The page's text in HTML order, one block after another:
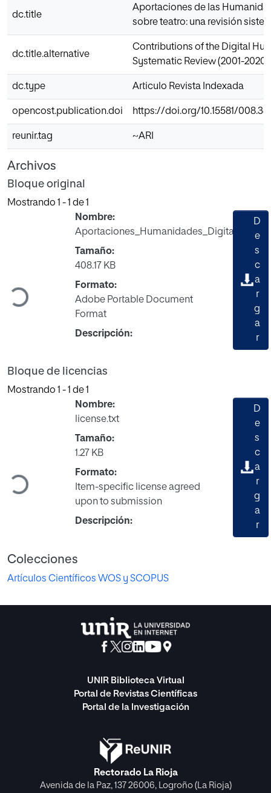
dc.title
Aportaciones de las
sobre teatro: una revisión
dc.title.alternative
Contributions of the Digital
Systematic Review (2001-2020)
dc.type Articulo Revista Indexada
opencost.publication.doi https://doi.org/10.15581/
reunir.tag ~ARI
Archivos
Bloque original
Mostrando 1 - 1 de 1
Cargando...
Nombre:
Aportaciones_Humanidades_Digitales.pdf
Tamaño:
408.17 KB
Formato:
Adobe Portable Document
Format
Descripción:
D
e
s
c
a
r
g
a
r
Bloque de licencias
Mostrando 1 - 1 de 1
Cargando...
Nombre:
license.txt
Tamaño:
1.27 KB
Formato:
Item-specific license agreed
upon to submission
Descripción:
D
e
s
c
a
r
g
a
r
Colecciones
Artículos Científicos WOS y SCOPUS
UNIR Biblioteca Virtual
Portal de Revistas Científicas
Portal de la Investigación
Rectorado La Rioja
Avenida de la Paz, 137 26006, Logroño (La Rioja)